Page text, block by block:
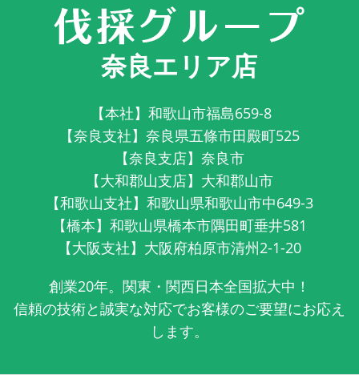
奈良エリア店
【本社】和歌山市福島659-8
【奈良支社】奈良県五條市田殿町525
【奈良支店】奈良市
【大和郡山支店】大和郡山市
【和歌山支社】和歌山県和歌山市中649-3
【橋本】和歌山県橋本市隅田町垂井581
【大阪支社】大阪府柏原市清州2-1-20
創業20年。関東・関西日本全国拡大中！
信頼の技術と誠実な対応でお客様のご要望にお応え
します。